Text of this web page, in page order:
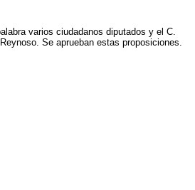
varios ciudadanos diputados y el C.
Se aprueban estas proposiciones.